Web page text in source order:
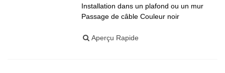
Installation dans un plafond ou un mur
Passage de câble Couleur noir
Aperçu Rapide